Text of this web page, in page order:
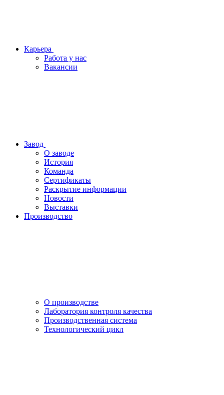
Карьера
Работа у нас
Вакансии
Завод
О заводе
История
Команда
Сертификаты
Раскрытие информации
Новости
Выставки
Производство
О производстве
Лаборатория контроля качества
Производственная система
Технологический цикл